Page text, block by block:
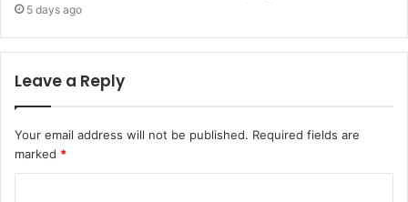
5 days ago
Leave a Reply
Your email address will not be published. Required fields are
marked *